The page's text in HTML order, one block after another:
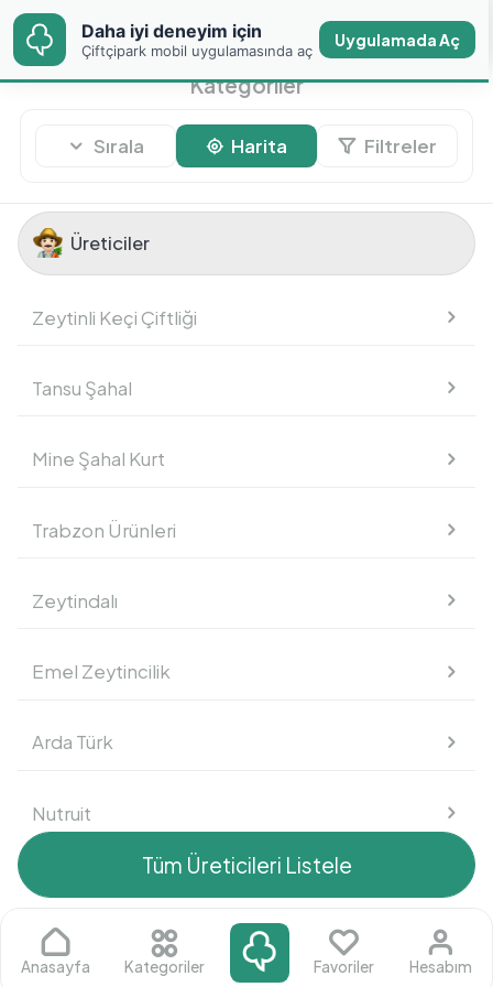
Daha iyi deneyim için
Çiftçipark mobil
uygulamasında aç
Uygulamada Aç
Kategoriler
Sırala Harita Filtreler
Üreticiler
Üreticiler
Zeytinli Keçi Çiftliği
Tansu Şahal
Mine Şahal Kurt
Trabzon Ürünleri
Zeytindalı
Emel Zeytincilik
Arda Türk
Nutruit
Arif Çakır
Tüm Üreticileri Listele
Meyve
Sebze
Anasayfa Kategoriler Favoriler Hesabım
Daha iyi deneyim için
Çiftçipark mobil uygulamasında aç
Uygulamada Aç